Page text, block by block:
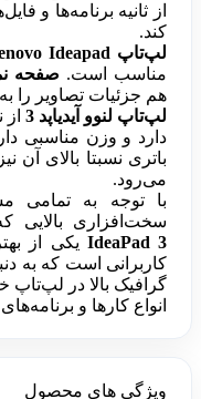
از ثانیه برنامه‌ها و
کند.
لپ‌تاپ Lenovo Ideapad
مناسب است. صفحه نمایش
هم جزئیات تصاویر را
لپ‌تاپ لنوو آیدیاپد 3
دارد و وزن مناسبی
باتری نسبتا بالای آن
می‌رود.
با توجه به تمامی
سخت‌افزاری بالایی
IdeaPad 3 یکی از
کاربرانی است که به
گرافیک بالا در لپ‌تاپ
انواع کارها و
ویژگی های محصول